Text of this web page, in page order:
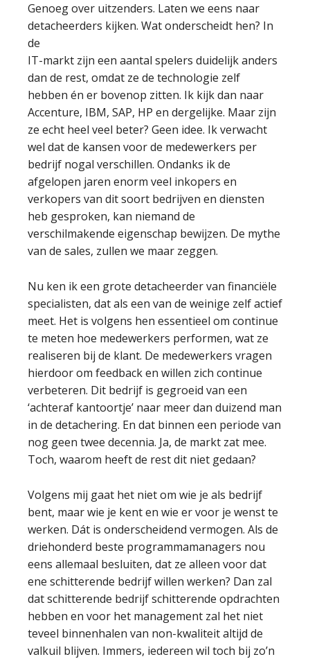
Genoeg over uitzenders. Laten we eens naar
detacheerders kijken. Wat onderscheidt hen? In
de
IT-markt zijn een aantal spelers duidelijk anders
dan de rest, omdat ze de technologie zelf
hebben én er bovenop zitten. Ik kijk dan naar
Accenture, IBM, SAP, HP en dergelijke. Maar zijn
ze echt heel veel beter? Geen idee. Ik verwacht
wel dat de kansen voor de medewerkers per
bedrijf nogal verschillen. Ondanks ik de
afgelopen jaren enorm veel inkopers en
verkopers van dit soort bedrijven en diensten
heb gesproken, kan niemand de
verschilmakende eigenschap bewijzen. De mythe
van de sales, zullen we maar zeggen.
Nu ken ik een grote detacheerder van financiële
specialisten, dat als een van de weinige zelf actief
meet. Het is volgens hen essentieel om continue
te meten hoe medewerkers performen, wat ze
realiseren bij de klant. De medewerkers vragen
hierdoor om feedback en willen zich continue
verbeteren. Dit bedrijf is gegroeid van een
‘achteraf kantoortje’ naar meer dan duizend man
in de detachering. En dat binnen een periode van
nog geen twee decennia. Ja, de markt zat mee.
Toch, waarom heeft de rest dit niet gedaan?
Volgens mij gaat het niet om wie je als bedrijf
bent, maar wie je kent en wie er voor je wenst te
werken. Dát is onderscheidend vermogen. Als de
driehonderd beste programmamanagers nou
eens allemaal besluiten, dat ze alleen voor dat
ene schitterende bedrijf willen werken? Dan zal
dat schitterende bedrijf schitterende opdrachten
hebben en voor het management zal het niet
teveel binnenhalen van non-kwaliteit altijd de
valkuil blijven. Immers, iedereen wil toch bij zo’n